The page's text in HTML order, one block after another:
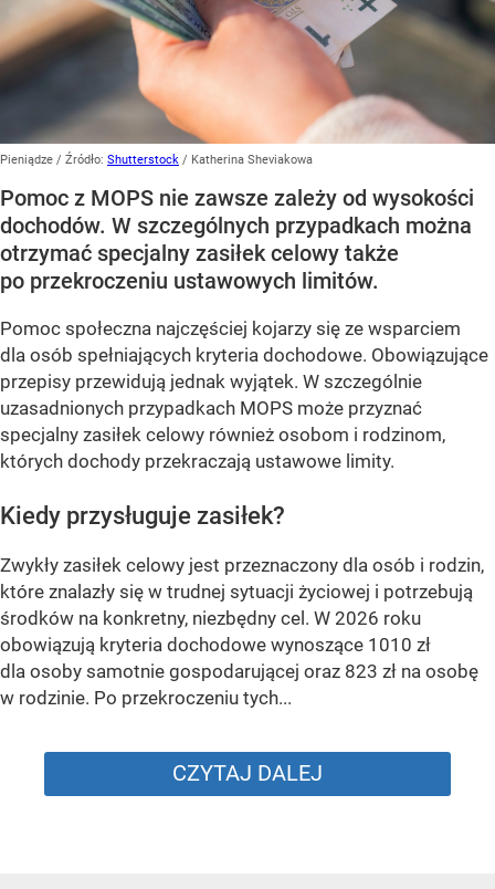
Pieniądze / Źródło: Shutterstock / Katherina Sheviakowa
Pomoc z MOPS nie zawsze zależy od wysokości
dochodów. W szczególnych przypadkach można
otrzymać specjalny zasiłek celowy także
po przekroczeniu ustawowych limitów.
Pomoc społeczna najczęściej kojarzy się ze wsparciem
dla osób spełniających kryteria dochodowe. Obowiązujące
przepisy przewidują jednak wyjątek. W szczególnie
uzasadnionych przypadkach MOPS może przyznać
specjalny zasiłek celowy również osobom i rodzinom,
których dochody przekraczają ustawowe limity.
Kiedy przysługuje zasiłek?
Zwykły zasiłek celowy jest przeznaczony dla osób i rodzin,
które znalazły się w trudnej sytuacji życiowej i potrzebują
środków na konkretny, niezbędny cel. W 2026 roku
obowiązują kryteria dochodowe wynoszące 1010 zł
dla osoby samotnie gospodarującej oraz 823 zł na osobę
w rodzinie. Po przekroczeniu tych...
CZYTAJ DALEJ